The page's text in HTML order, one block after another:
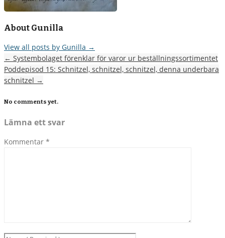
About Gunilla
View all posts by Gunilla →
← Systembolaget förenklar för varor ur beställningssortimentet
Poddepisod 15: Schnitzel, schnitzel, schnitzel, denna underbara
schnitzel →
No comments yet.
Lämna ett svar
Kommentar *